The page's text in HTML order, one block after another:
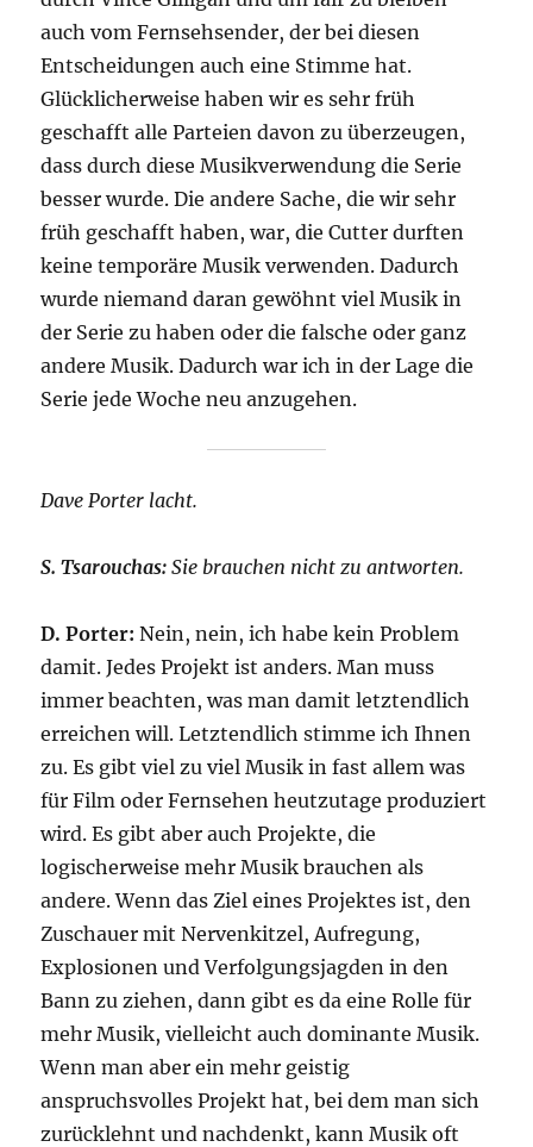
auch vom Fernsehsender, der bei diesen
Entscheidungen auch eine Stimme hat.
Glücklicherweise haben wir es sehr früh
geschafft alle Parteien davon zu überzeugen,
dass durch diese Musikverwendung die Serie
besser wurde. Die andere Sache, die wir sehr
früh geschafft haben, war, die Cutter durften
keine temporäre Musik verwenden. Dadurch
wurde niemand daran gewöhnt viel Musik in
der Serie zu haben oder die falsche oder ganz
andere Musik. Dadurch war ich in der Lage die
Serie jede Woche neu anzugehen.
Dave Porter lacht.
S. Tsarouchas: Sie brauchen nicht zu antworten.
D. Porter: Nein, nein, ich habe kein Problem
damit. Jedes Projekt ist anders. Man muss
immer beachten, was man damit letztendlich
erreichen will. Letztendlich stimme ich Ihnen
zu. Es gibt viel zu viel Musik in fast allem was
für Film oder Fernsehen heutzutage produziert
wird. Es gibt aber auch Projekte, die
logischerweise mehr Musik brauchen als
andere. Wenn das Ziel eines Projektes ist, den
Zuschauer mit Nervenkitzel, Aufregung,
Explosionen und Verfolgungsjagden in den
Bann zu ziehen, dann gibt es da eine Rolle für
mehr Musik, vielleicht auch dominante Musik.
Wenn man aber ein mehr geistig
anspruchsvolles Projekt hat, bei dem man sich
zurücklehnt und nachdenkt, kann Musik oft